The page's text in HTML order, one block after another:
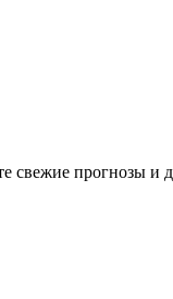
свежие прогнозы и